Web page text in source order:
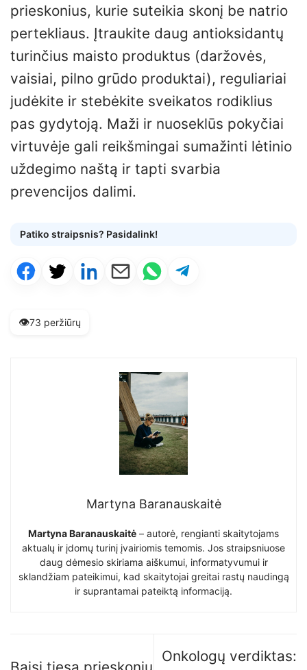
prieskonius, kurie suteikia skonį be natrio
pertekliaus. Įtraukite daug antioksidantų
turinčius maisto produktus (daržovės,
vaisiai, pilno grūdo produktai), reguliariai
judėkite ir stebėkite sveikatos rodiklius
pas gydytoją. Maži ir nuoseklūs pokyčiai
virtuvėje gali reikšmingai sumažinti lėtinio
uždegimo naštą ir tapti svarbia
prevencijos dalimi.
Patiko straipsnis? Pasidalink!
👁️73 peržiūrų
Martyna Baranauskaitė
Martyna Baranauskaitė – autorė, rengianti skaitytojams
aktualų ir įdomų turinį įvairiomis temomis. Jos straipsniuose
daug dėmesio skiriama aiškumui, informatyvumui ir
sklandžiam pateikimui, kad skaitytojai greitai rastų naudingą
ir suprantamai pateiktą informaciją.
Onkologų verdiktas: